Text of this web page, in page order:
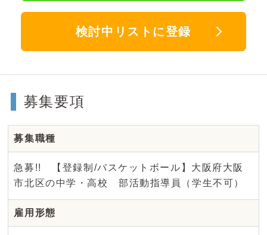
検討中リストに登録
募集要項
募集職種
急募!! 【登録制/バスケットボール】大阪府大阪
市北区の中学・高校 部活動指導員（学生不可）
雇用形態